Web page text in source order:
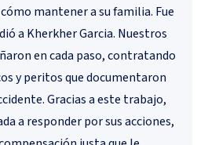
mantener a su familia. Fue
a Kherkher Garcia. Nuestros
en cada paso, contratando
y peritos que documentaron
Gracias a este trabajo,
a responder por sus acciones,